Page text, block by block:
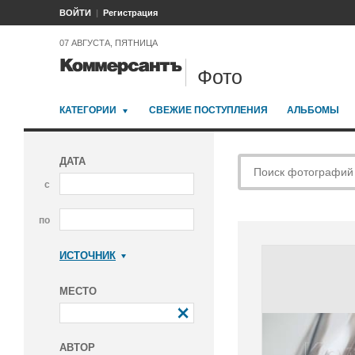
ВОЙТИ Регистрация
07 АВГУСТА, ПЯТНИЦА
Фото
КАТЕГОРИИ СВЕЖИЕ ПОСТУПЛЕНИЯ АЛЬБОМЫ
ДАТА
с
по
ИСТОЧНИК
МЕСТО
АВТОР